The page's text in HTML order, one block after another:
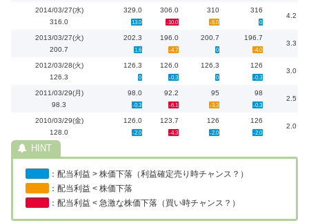
2014/03/27(水)
316.0
329.0
13.0
306.0
-10.0
310
-6.0
316
0
4.2
2013/03/27(火)
200.7
202.3
1.6
196.0
-4.7
200.7
0
196.7
-4.0
3.3
2012/03/28(火)
126.3
126.3
0
126.0
-0.3
126.3
0
126
-0.3
3.0
2011/03/29(月)
98.3
98.0
-0.3
92.2
-6.1
95
-3.3
98
-0.3
2.5
2010/03/29(金)
128.0
126.0
-2.0
123.7
-4.3
126
-2.0
126
-2.0
2.0
：配当利益 > 株価下落（利益確定売り時チャンス？）
：配当利益 < 株価下落
：配当利益 < 急激な株価下落（買い時チャンス？）